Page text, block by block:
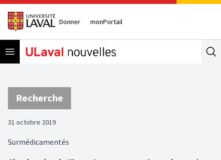
Donner monPortail
Open menu
Recherche
31 octobre 2019
Surmédicamentés